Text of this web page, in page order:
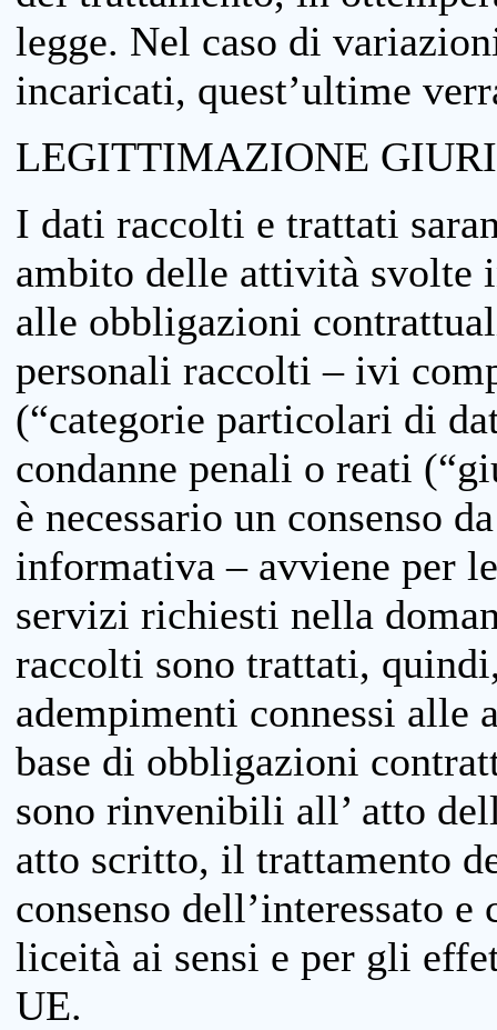
legge. Nel caso di
incaricati, quest’ultime
LEGITTIMAZIONE
I dati raccolti e trattati
ambito delle attività svolte
alle obbligazioni
personali raccolti – ivi
(“categorie particolari di
condanne penali o reati
è necessario un consenso
informativa – avviene per
servizi richiesti nella
raccolti sono trattati,
adempimenti connessi
base di obbligazioni
sono rinvenibili all’ atto
atto scritto, il trattamento
consenso dell’interessato
liceità ai sensi e per gli
UE.